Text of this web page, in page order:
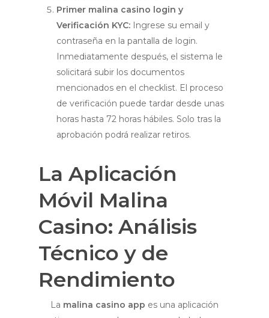
Primer malina casino login y
Verificación KYC: Ingrese su email y
contraseña en la pantalla de login.
Inmediatamente después, el sistema le
solicitará subir los documentos
mencionados en el checklist. El proceso
de verificación puede tardar desde unas
horas hasta 72 horas hábiles. Solo tras la
aprobación podrá realizar retiros.
La Aplicación
Móvil Malina
Casino: Análisis
Técnico y de
Rendimiento
La malina casino app es una aplicación